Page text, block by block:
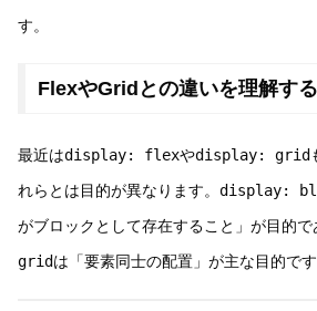
す。
FlexやGridとの違いを理解する
最近はdisplay: flexやdisplay: grid
れらとは目的が異なります。 display:
がブロックとして存在すること」が目的で
gridは「要素同士の配置」が主な目的です